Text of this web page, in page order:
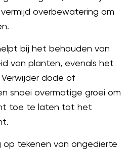
overbewatering om
bij het behouden van
van planten, evenals het
dode of
snoei overmatige groei om
toe te laten tot het
op tekenen van ongedierte